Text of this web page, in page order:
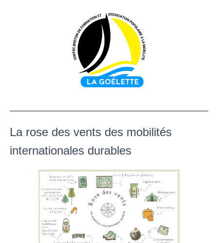
La rose des vents des mobilités
internationales durables